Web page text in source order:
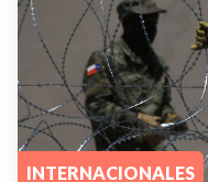
INTERNACIONALES